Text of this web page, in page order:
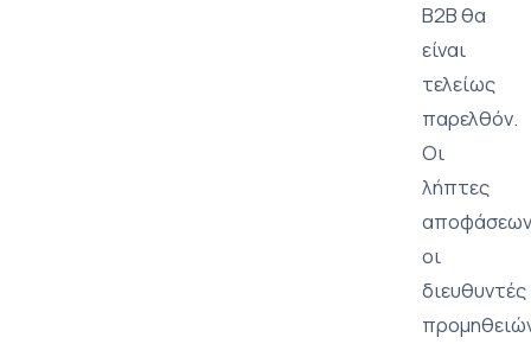
B2B θα
είναι
τελείως
παρελθόν.
Οι
λήπτες
οι
διευθυντές